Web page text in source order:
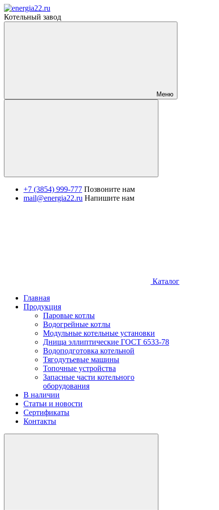
Котельный завод
Меню
+7 (3854) 999-777 Позвоните нам
mail@energia22.ru Напишите нам
Каталог
Главная
Продукция
Паровые котлы
Водогрейные котлы
Модульные котельные установки
Днища эллиптические ГОСТ 6533-78
Водоподготовка котельной
Тягодутьевые машины
Топочные устройства
Запасные части котельного
оборудования
В наличии
Статьи и новости
Сертификаты
Контакты